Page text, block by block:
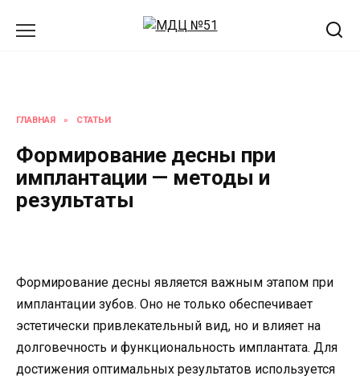
ГЛАВНАЯ » СТАТЬИ
Формирование десны при
имплантации — методы и
результаты
Формирование десны является важным этапом при
имплантации зубов. Оно не только обеспечивает
эстетически привлекательный вид, но и влияет на
долговечность и функциональность имплантата. Для
достижения оптимальных результатов используется